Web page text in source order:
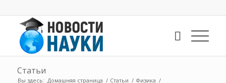
Статьи
Вы здесь: Домашняя страница / Статьи / Физика /